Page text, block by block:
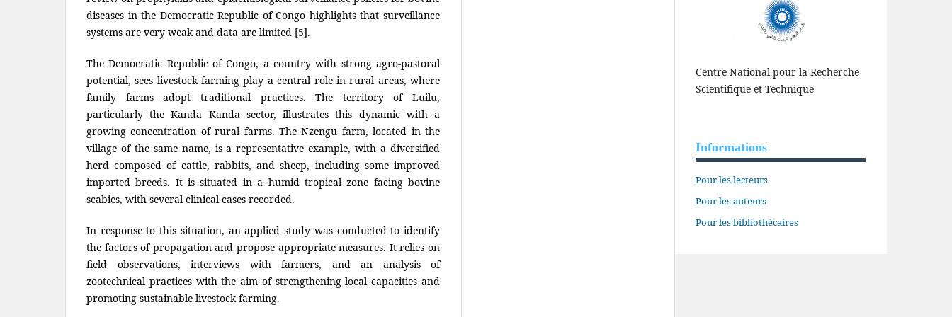
diseases in the Democratic Republic of Congo highlights that surveillance
systems are very weak and data are limited [5].
The Democratic Republic of Congo, a country with strong agro-pastoral
potential, sees livestock farming play a central role in rural areas, where
family farms adopt traditional practices. The territory of Luilu,
particularly the Kanda Kanda sector, illustrates this dynamic with a
growing concentration of rural farms. The Nzengu farm, located in the
village of the same name, is a representative example, with a diversified
herd composed of cattle, rabbits, and sheep, including some improved
imported breeds. It is situated in a humid tropical zone facing bovine
scabies, with several clinical cases recorded.
In response to this situation, an applied study was conducted to identify
the factors of propagation and propose appropriate measures. It relies on
field observations, interviews with farmers, and an analysis of
zootechnical practices with the aim of strengthening local capacities and
promoting sustainable livestock farming.
Centre National pour la Recherche
Scientifique et Technique
Informations
Pour les lecteurs
Pour les auteurs
Pour les bibliothécaires